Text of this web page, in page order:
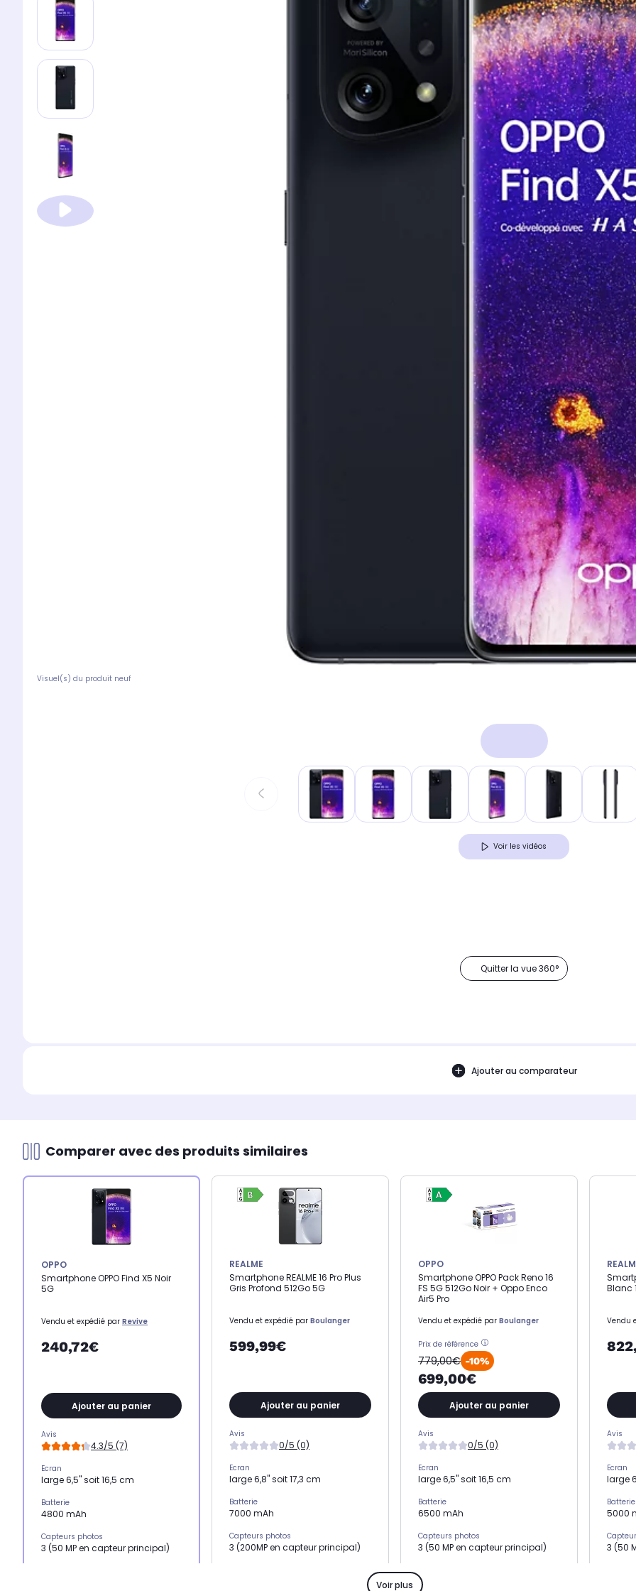
Visuel(s) du produit neuf
Voir les vidéos
Quitter la vue 360°
Ajouter au comparateur
Comparer avec des produits similaires
OPPO
Smartphone OPPO Find X5 Noir
5G
Vendu et expédié par Revive
240,72€
Ajouter au panier
Avis
4.3/5 (7)
Ecran
large 6,5" soit 16,5 cm
Batterie
4800 mAh
Capteurs photos
3 (50 MP en capteur principal)
REALME
Smartphone REALME 16 Pro Plus
Gris Profond 512Go 5G
Vendu et expédié par Boulanger
599,99€
Ajouter au panier
Avis
0/5 (0)
Ecran
large 6,8" soit 17,3 cm
Batterie
7000 mAh
Capteurs photos
3 (200MP en capteur principal)
OPPO
Smartphone OPPO Pack Reno 16
FS 5G 512Go Noir + Oppo Enco
Air5 Pro
Vendu et expédié par Boulanger
Prix de référence
779,00€ -10%
699,00€
Ajouter au panier
Avis
0/5 (0)
Ecran
large 6,5" soit 16,5 cm
Batterie
6500 mAh
Capteurs photos
3 (50 MP en capteur principal)
8 Go
Blanc
Vendu
Avis
Ecran
large
Batterie
5000
3 (50
Voir plus